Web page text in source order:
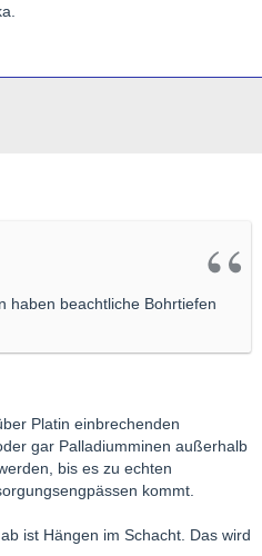
haben beachtliche Bohrtiefen
Platin einbrechenden
gar Palladiumminen außerhalb
bis es zu echten
kommt.
ist Hängen im Schacht. Das wird